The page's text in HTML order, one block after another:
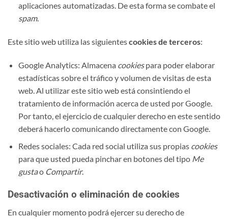
aplicaciones automatizadas. De esta forma se combate el
spam.
Este sitio web utiliza las siguientescookies de terceros:
Google Analytics: Almacena cookiespara poder elaborar
estadísticas sobre el tráfico y volumen de visitas de esta
web. Al utilizar este sitio web está consintiendo el
tratamiento de información acerca de usted por Google.
Por tanto, el ejercicio de cualquier derecho en este sentido
deberá hacerlo comunicando directamente con Google.
Redes sociales: Cada red social utiliza sus propias cookies
para que usted pueda pinchar en botones del tipo Me
gustao Compartir.
Desactivación o eliminación de cookies
En cualquier momento podrá ejercer su derecho de